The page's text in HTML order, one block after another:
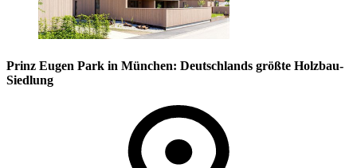
Prinz Eugen Park in München: Deutschlands größte Holzbau-
Siedlung